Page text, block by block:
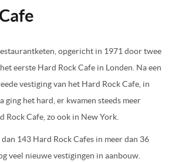
opgericht in 1971 door twee
eerste Hard Rock Cafe in Londen. Na een
vestiging van het Hard Rock Cafe, in
ging het hard, er kwamen steeds meer
Rock Cafe, zo ook in New York.
143 Hard Rock Cafes in meer dan 36
veel nieuwe vestigingen in aanbouw.